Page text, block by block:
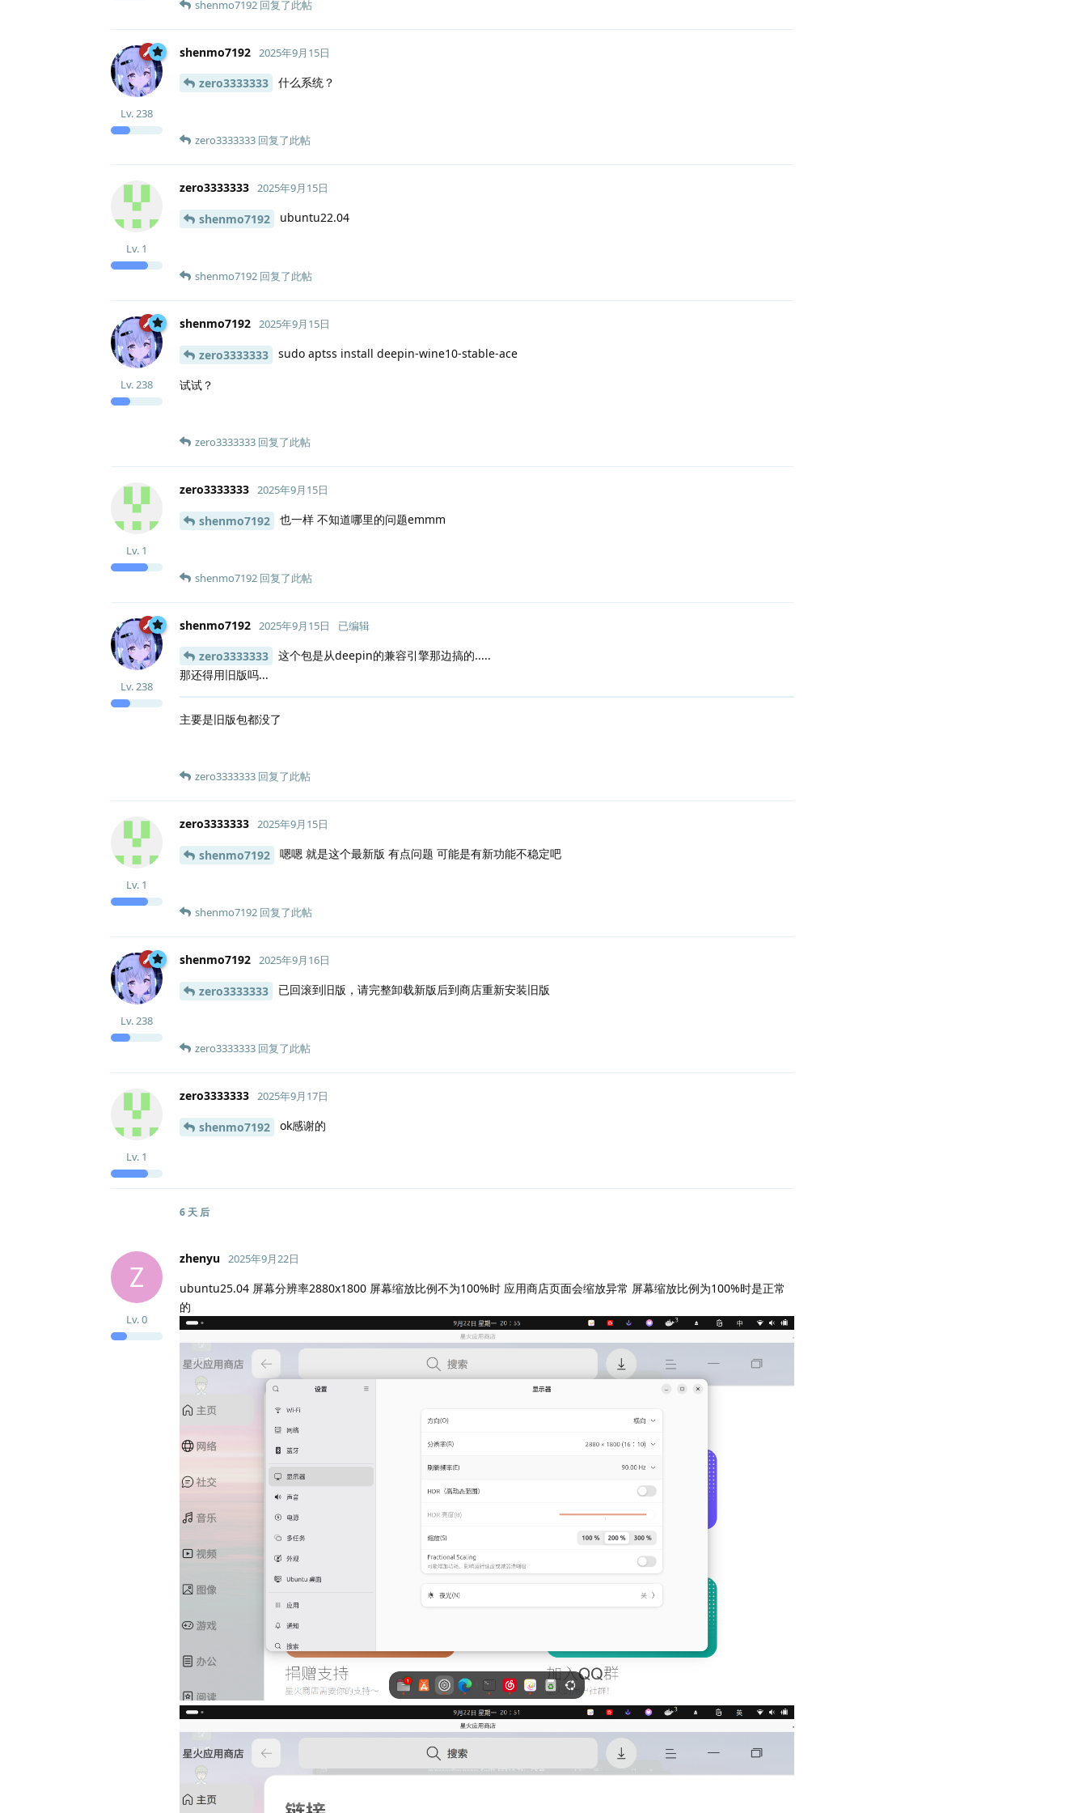
shenmo7192 回复了此帖
shenmo7192
Lv. 238
2025年9月15日
zero3333333 什么系统？
zero3333333 回复了此帖
zero3333333
Lv. 1
2025年9月15日
shenmo7192 ubuntu22.04
shenmo7192 回复了此帖
shenmo7192
Lv.238
2025年9月15日
zero3333333 sudo aptss install deepin-wine10-stable-ace
试试？
zero3333333 回复了此帖
zero3333333
Lv. 1
2025年9月15日
shenmo7192 也一样 不知道哪里的问题emmm
shenmo7192 回复了此帖
shenmo7192
Lv. 238
2025年9月15日 已编辑
zero3333333
这个包是从deepin的兼容引擎那边搞的.....
那还得用旧版吗...
主要是旧版包都没了
zero3333333 回复了此帖
zero3333333
Lv. 1
2025年9月15日
shenmo7192 嗯嗯 就是这个最新版 有点问题 可能是有新功能不稳定吧
shenmo7192 回复了此帖
shenmo7192
Lv.238
2025年9月16日
zero3333333 已回滚到旧版，请完整卸载新版后到商店重新安装旧版
zero3333333 回复了此帖
zero3333333
Lv. 1
2025年9月17日
shenmo7192 ok感谢的
6 天 后
Z
zhenyu
Lv.0
2025年9月22日
ubuntu25.04 屏幕分辨率2880x1800 屏幕缩放比例不为100%时 应用商店页面会缩放异常 屏幕缩放比例为100%时是正常
的